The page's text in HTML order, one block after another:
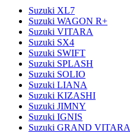
Suzuki XL7
Suzuki WAGON R+
Suzuki VITARA
Suzuki SX4
Suzuki SWIFT
Suzuki SPLASH
Suzuki SOLIO
Suzuki LIANA
Suzuki KIZASHI
Suzuki JIMNY
Suzuki IGNIS
Suzuki GRAND VITARA